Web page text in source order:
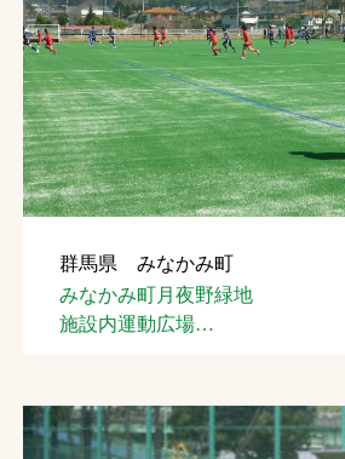
群馬県 みなかみ町
みなかみ町月夜野緑地
施設内運動広場